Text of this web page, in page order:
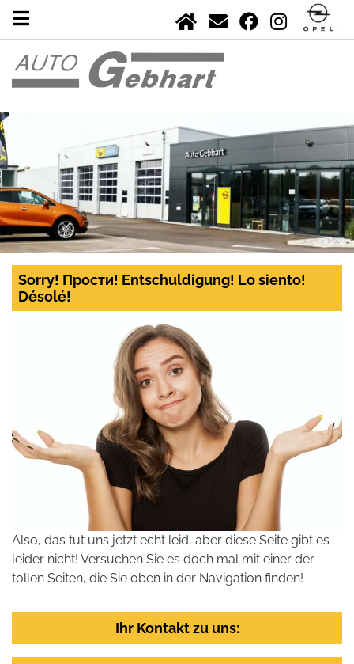
Sorry! Прости! Entschuldigung! Lo siento!
Désolé!
Also, das tut uns jetzt echt leid, aber diese Seite gibt es
leider nicht! Versuchen Sie es doch mal mit einer der
tollen Seiten, die Sie oben in der Navigation finden!
Ihr Kontakt zu uns: